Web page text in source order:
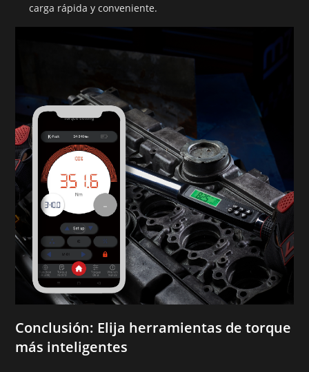
carga rápida y conveniente.
Conclusión: Elija herramientas de torque
más inteligentes